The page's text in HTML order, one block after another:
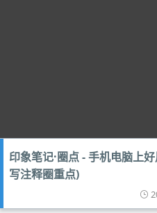
印象笔记·圈点 - 手机电脑上
写注释圈重点)